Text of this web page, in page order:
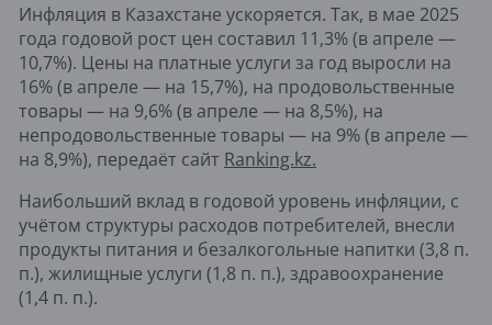
Инфляция в Казахстане ускоряется. Так, в мае 2025
года годовой рост цен составил 11,3% (в апреле —
10,7%). Цены на платные услуги за год выросли на
16% (в апреле — на 15,7%), на продовольственные
товары — на 9,6% (в апреле — на 8,5%), на
непродовольственные товары — на 9% (в апреле —
на 8,9%), передаёт сайт Ranking.kz.
Наибольший вклад в годовой уровень инфляции, с
учётом структуры расходов потребителей, внесли
продукты питания и безалкогольные напитки (3,8 п.
п.), жилищные услуги (1,8 п. п.), здравоохранение
(1,4 п. п.).